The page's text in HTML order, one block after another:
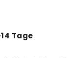
Tage